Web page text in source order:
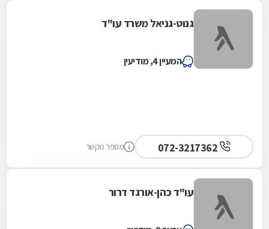
גנוט-גניאל משרד עו"ד
המעיין 4, מודיעין
מספר מקשר
עו"ד כהן-אורגד דרור